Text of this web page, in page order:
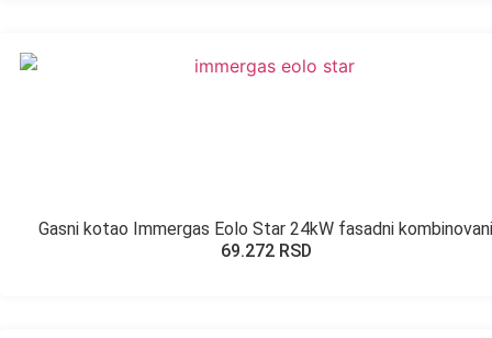
Gasni kotao Immergas Eolo Star 24kW fasadni kombinovani
69.272 RSD